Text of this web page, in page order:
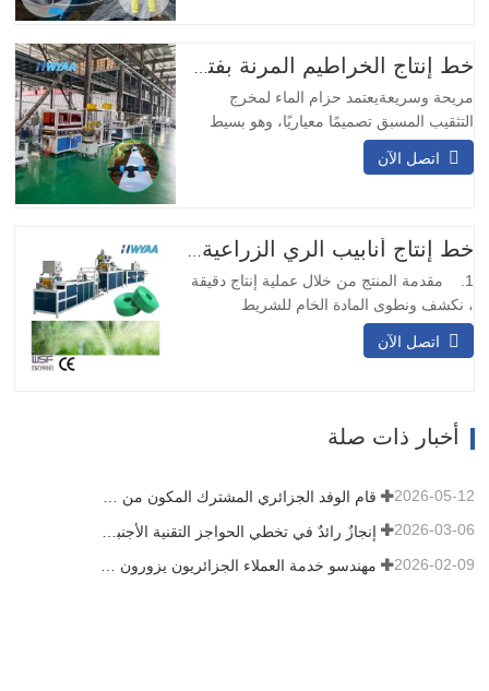
التصميم ذو المدخلين والمخرجين التشغيل
المستمر…
خط إنتاج الخراطيم المرنة بفتحة التخريم المسبق
مريحة وسريعةيعتمد حزام الماء لمخرج
التثقيب المسبق تصميمًا معياريًا، وهو بسيط
ومريح في التركيب. لا يتطلب اللحام في
الموقع ويمكن تركيبه بسرعة.وسائل النقل
وفقًا للاحتياجات المختلفة، وهو مناسب
لسيناريوهات النقل المختلفة.…
اتصل الآن
1. مقدمة المنتج من خلال عملية إنتاج دقيقة
، نكشف ونطوى المادة الخام للشريط
المنسوج أو الحزام ، وبعد خضوعه لمعالجة
الختم الحراري ، فإنه يتحول إلى هيكل قوي
الثقوب الدقيقة بالتساوي عبر الشريط بأكمله.
عند الانتهاء من…
اتصل الآن
أخبار ذات صلة
قام الوفد الجزائري المشترك المكون من ثلاثة عملاء بتفقد آلة الأفلام الخاصة بنا 2026-05-12
2026-03-06
2026-02-09